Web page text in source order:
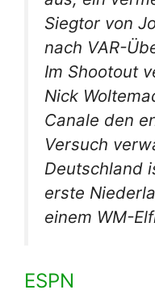
Siegtor von
nach VAR-
Im Shootout
Nick
Canale den
Versuch
Deutschland
erste
einem WM-
ESPN